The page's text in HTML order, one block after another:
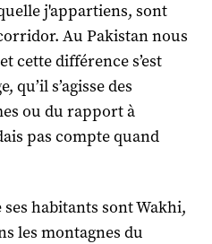
j'appartiens, sont
Au Pakistan nous
cette différence s’est
qu’il s’agisse des
ou du rapport à
pas compte quand
habitants sont Wakhi,
les montagnes du